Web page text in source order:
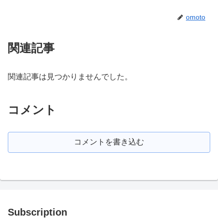
omoto
関連記事
関連記事は見つかりませんでした。
コメント
コメントを書き込む
Subscription